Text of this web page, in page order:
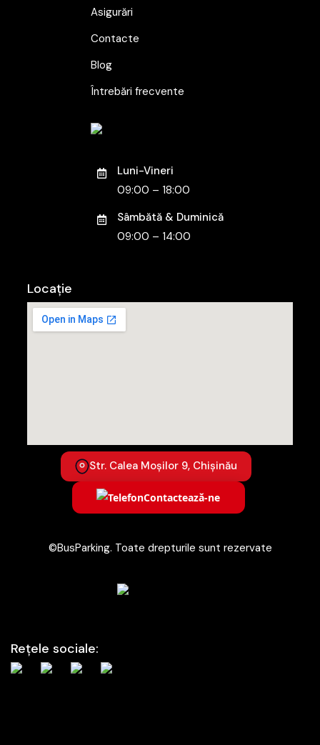
Asigurări
Contacte
Blog
Întrebări frecvente
Luni-Vineri
09:00 – 18:00
Sâmbătă & Duminică
09:00 – 14:00
Locație
Str. Calea Moșilor 9, Chișinău
Contactează-ne
©BusParking. Toate drepturile sunt rezervate
Rețele sociale: